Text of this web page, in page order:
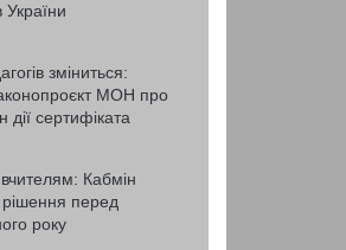
України
зміниться:
МОН про
дії сертифіката
Кабмін
рішення перед
року